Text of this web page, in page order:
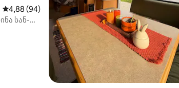
საშუალო შეფასებაა 5‑დან 4,88, 94 მიმოხილვა
4,88 (94)
სან-